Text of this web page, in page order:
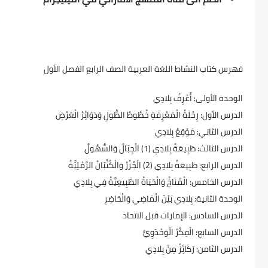
فهرس كتاب النشاط اللغة العربية الصف الرابع الفصل الأول
الوحدة الأولى: أَعْرِفُ بِلادِي
​الدرس الأول: رِحْلَةُ الْمَعْرِفَةِ خُطُوطُ الطُّولِ وَدَوَائِرُ الْعَرْضِ
​الدرس الثاني: مَوْقِعُ بِلادِي
​الدرس الثالث: طَبِيعَةُ بِلادِي (1) الْجِبَالُ وَالسُّهُولُ
​الدرس الرابع: طَبِيعَةُ بِلادِي (2) الْجُزُرُ وَالْكُثْبَانُ الرَّمْلِيَّةُ
​الدرس الخامس: الْمُنَاخُ وَالْحَيَاةُ الطَّبِيعِيَّةُ فِي بِلادِي
​الوحدة الثانية: بِلادِي بَيْنَ الْمَاضِي وَالْحَاضِرِ
​الدرس السادس: الإمارات قبل الاتحاد
​الدرس السابع: الْفِكْرُ الْوَحْدَوِيُّ
​الدرس الثامن: رَكَائِزُ مِنْ بِلادِي